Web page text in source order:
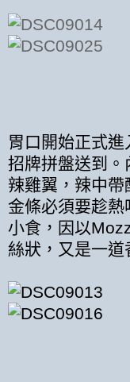
胃口開始正式
招牌拼盤送到
辣雞翼，辣中
金條必須要趁
小食，因以
絲狀，又是一道